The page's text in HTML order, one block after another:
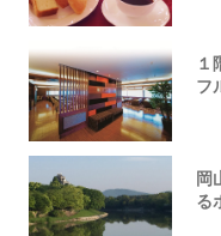
１
フ
岡
る